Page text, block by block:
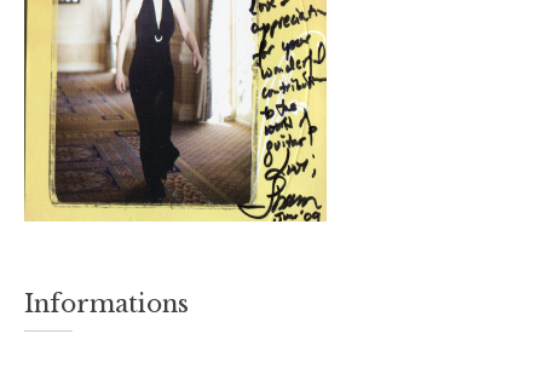
Informations